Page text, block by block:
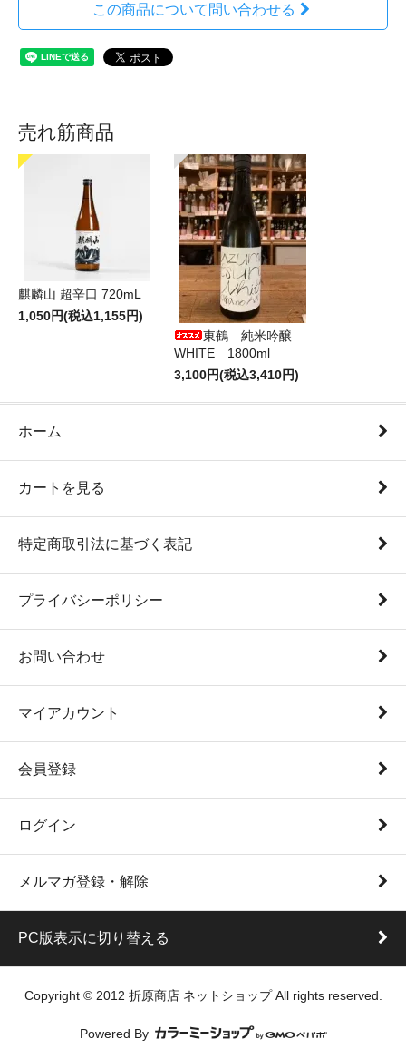
この商品について問い合わせる
売れ筋商品
麒麟山 超辛口 720mL
1,050円(税込1,155円)
東鶴 純米吟醸
WHITE 1800ml
3,100円(税込3,410円)
ホーム
カートを見る
特定商取引法に基づく表記
プライバシーポリシー
お問い合わせ
マイアカウント
会員登録
ログイン
メルマガ登録・解除
PC版表示に切り替える
Copyright © 2012 折原商店 ネットショップ All rights reserved.
Powered By